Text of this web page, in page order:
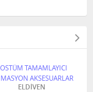
TAMAMLAYICI
AKSESUARLAR
ELDİVEN